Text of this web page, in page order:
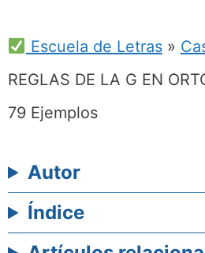
Escuela de Letras»
REGLAS DE LA G EN
79 Ejemplos
Autor
Índice